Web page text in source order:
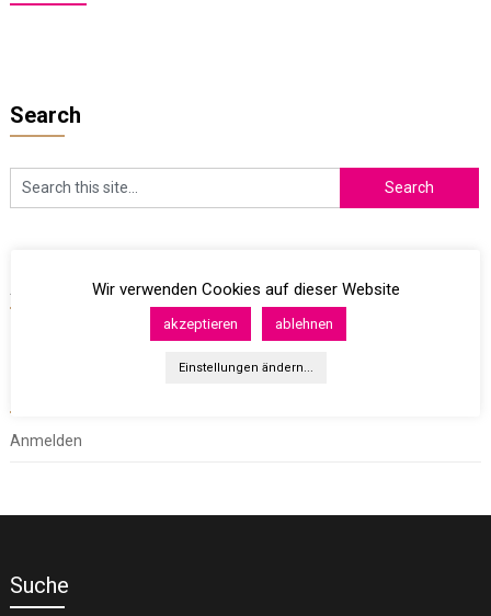
Search
Archives
Anmelden
Suche
Wir verwenden Cookies auf dieser Website
akzeptieren ablehnen
Einstellungen ändern...